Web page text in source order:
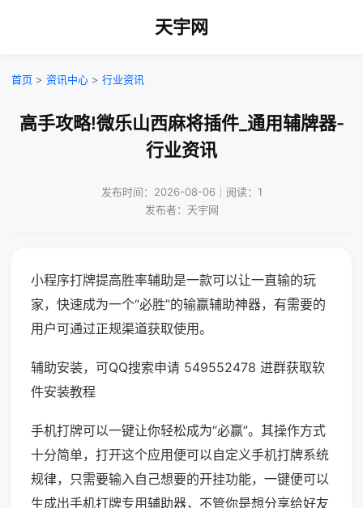
天宇网
首页 > 资讯中心 > 行业资讯
高手攻略!微乐山西麻将插件_通用辅牌器-
行业资讯
发布时间：2026-08-06｜阅读：1
发布者：天宇网
小程序打牌提高胜率辅助是一款可以让一直输的玩
家，快速成为一个“必胜”的输赢辅助神器，有需要的
用户可通过正规渠道获取使用。
辅助安装，可QQ搜索申请 549552478 进群获取软
件安装教程
手机打牌可以一键让你轻松成为“必赢”。其操作方式
十分简单，打开这个应用便可以自定义手机打牌系统
规律，只需要输入自己想要的开挂功能，一键便可以
生成出手机打牌专用辅助器，不管你是想分享给好友